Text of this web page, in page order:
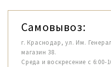
Самовывоз:
г. Краснодар, ул. Им.
магазин 38.
Среда и воскресение с